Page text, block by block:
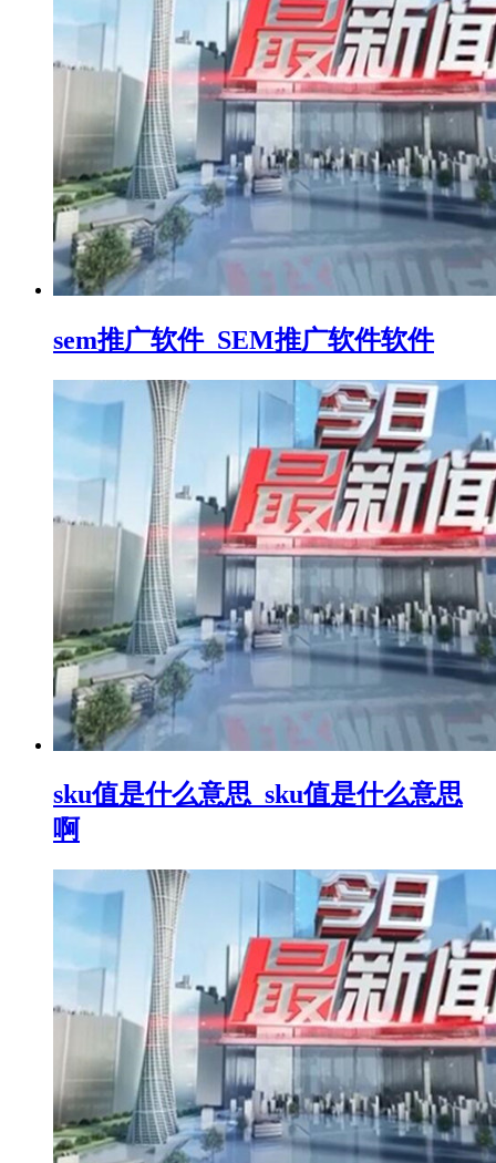
sem推广软件_SEM推广软件软件
sku值是什么意思_sku值是什么意思
啊